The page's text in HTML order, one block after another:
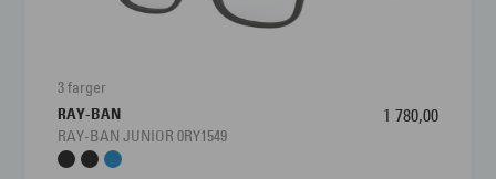
3 farger
RAY-BAN
RAY-BAN JUNIOR 0RY1549
1 780,00